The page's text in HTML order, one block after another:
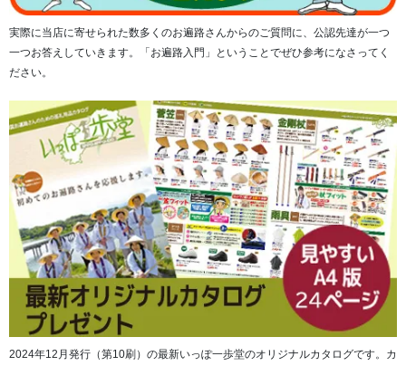
実際に当店に寄せられた数多くのお遍路さんからのご質問に、公認先達が一つ
一つお答えしていきます。「お遍路入門」ということでぜひ参考になさってく
ださい。
2024年12月発行（第10刷）の最新いっぽ一歩堂のオリジナルカタログです。カ